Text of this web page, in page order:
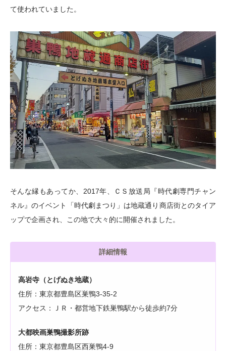
て使われていました。
そんな縁もあってか、2017年、ＣＳ放送局『時代劇専門チャン
ネル』のイベント「時代劇まつり」は地蔵通り商店街とのタイア
ップで企画され、この地で大々的に開催されました。
詳細情報
高岩寺（とげぬき地蔵）
住所：東京都豊島区巣鴨3-35-2
アクセス：ＪＲ・都営地下鉄巣鴨駅から徒歩約7分
大都映画巣鴨撮影所跡
住所：東京都豊島区西巣鴨4-9